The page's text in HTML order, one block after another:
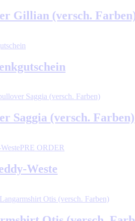
€.Gillian (versch.
€.
Saggia (versch. Farben)
€.
PRE ORDER
Weste